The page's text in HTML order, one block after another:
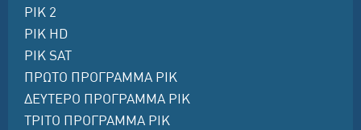
ΡΙΚ 2
ΡΙΚ HD
ΡΙΚ SAT
ΠΡΩΤΟ ΠΡΟΓΡΑΜΜΑ ΡΙΚ
ΔΕΥΤΕΡΟ ΠΡΟΓΡΑΜΜΑ ΡΙΚ
ΤΡΙΤΟ ΠΡΟΓΡΑΜΜΑ ΡΙΚ